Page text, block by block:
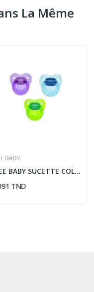
La Même
BABY
WEE BABY SUCETTE COLOREE 6-18 MOIS 112
TND